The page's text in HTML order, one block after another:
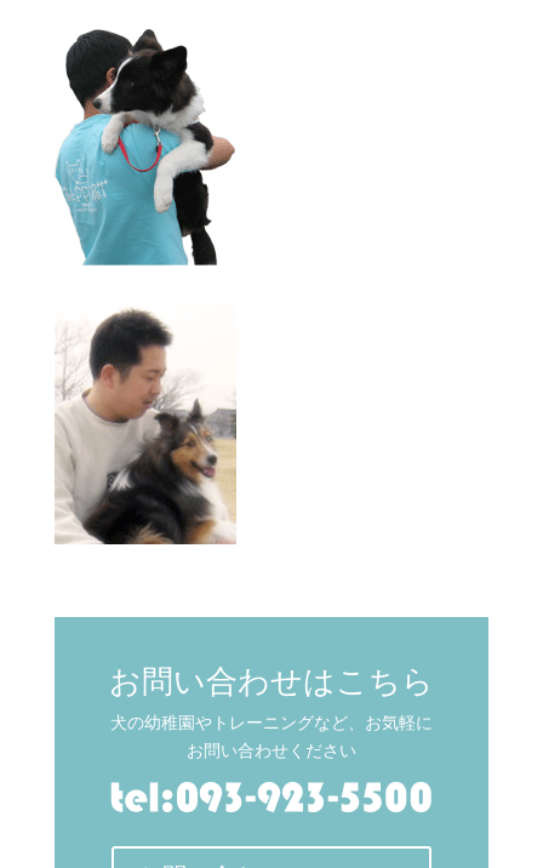
お問い合わせはこちら
犬の幼稚園やトレーニングなど、お気軽に
お問い合わせください